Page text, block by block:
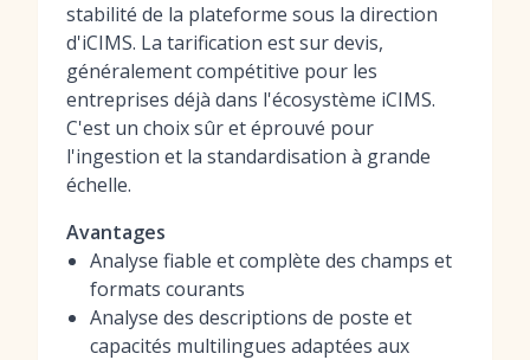
stabilité de la plateforme sous la direction
d'iCIMS. La tarification est sur devis,
généralement compétitive pour les
entreprises déjà dans l'écosystème iCIMS.
C'est un choix sûr et éprouvé pour
l'ingestion et la standardisation à grande
échelle.
Avantages
Analyse fiable et complète des champs et
formats courants
Analyse des descriptions de poste et
capacités multilingues adaptées aux